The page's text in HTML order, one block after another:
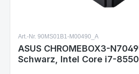
Art.-Nr. 90MS01B1-M00490_A
ASUS CHROMEBOX3-
Schwarz, Intel Core i7-